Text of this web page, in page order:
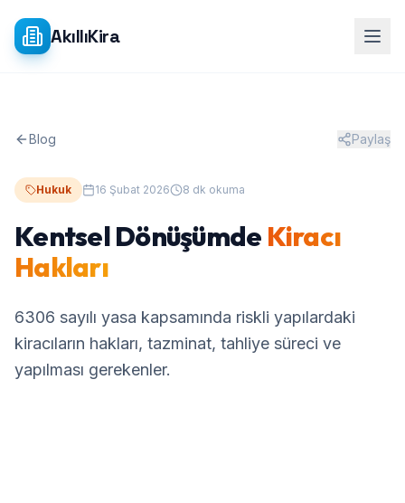
AkıllıKira
Blog Paylaş
Hukuk 16 Şubat 2026 8 dk okuma
Kentsel Dönüşümde Kiracı
Hakları
6306 sayılı yasa kapsamında riskli yapılardaki
kiracıların hakları, tazminat, tahliye süreci ve
yapılması gerekenler.